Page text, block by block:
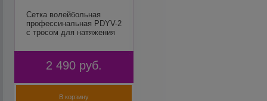
Сетка волейбольная
профессинальная PDYV-2
с тросом для натяжения
2 490 руб.
В корзину